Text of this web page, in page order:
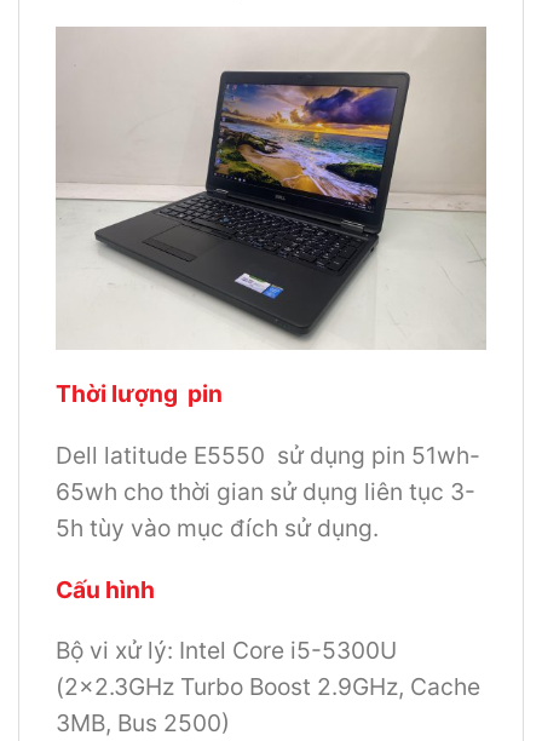
Thời lượng pin
Dell latitude E5550 sử dụng pin 51wh-
65wh cho thời gian sử dụng liên tục 3-
5h tùy vào mục đích sử dụng.
Cấu hình
Bộ vi xử lý: Intel Core i5-5300U
(2×2.3GHz Turbo Boost 2.9GHz, Cache
3MB, Bus 2500)